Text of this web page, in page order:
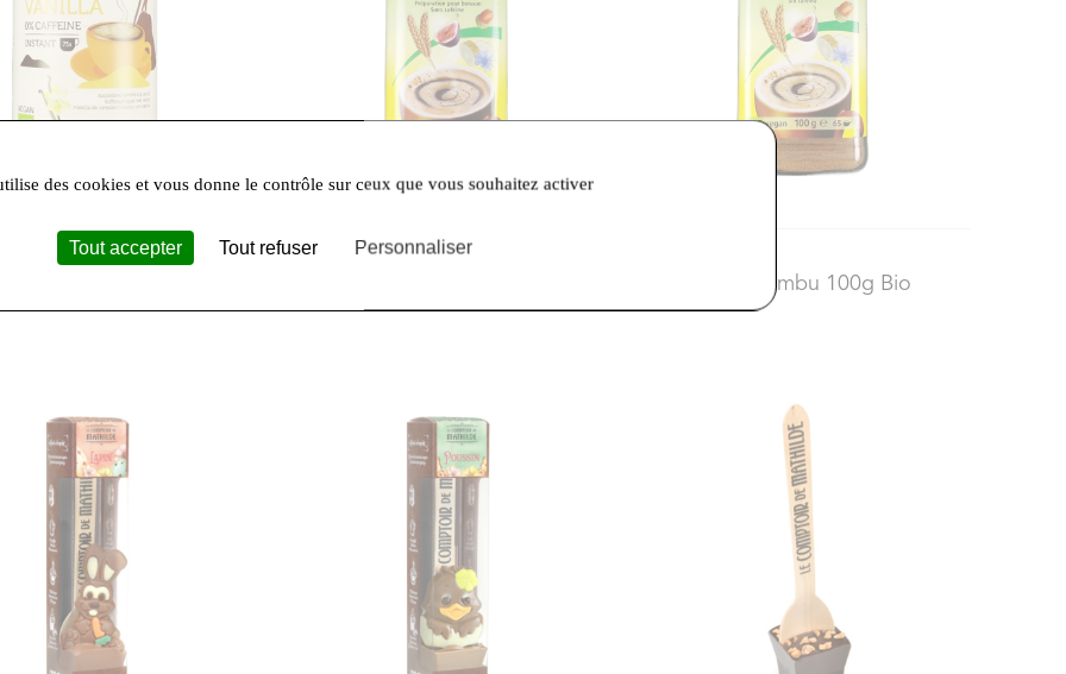
11,12 €
- Bambu 100g Bio
des cookies et vous donne le contrôle sur ceux que vous souhaitez activer
Tout accepter Tout refuser Personnaliser